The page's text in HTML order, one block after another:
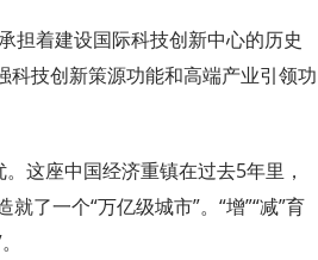
担着建设国际科技创新中心的历史
技创新策源功能和高端产业引领功
这座中国经济重镇在过去5年里，
了一个“万亿级城市”。“增”“减”育